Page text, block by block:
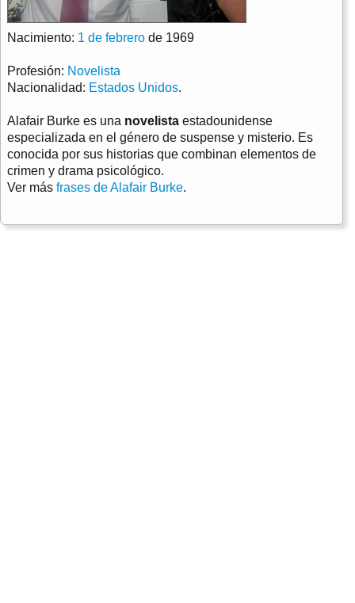
Nacimiento: 1 de febrero de 1969
Profesión: Novelista
Nacionalidad: Estados Unidos.
Alafair Burke es una novelista estadounidense
especializada en el género de suspense y misterio. Es
conocida por sus historias que combinan elementos de
crimen y drama psicológico.
Ver más frases de Alafair Burke.